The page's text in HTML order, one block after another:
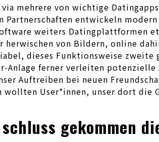
mehrere von wichtige
Partnerschaften entwickeln
weiters Datingplattformen
herwischen von Bildern, online
dieses Funktionsweise
ferner verleiten potenzielle
Auftreiben bei neuen
User*innen, unser dort
gekommen